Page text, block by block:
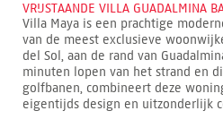
VRIJSTAANDE VILLA GUADALMINA
Villa Maya is een prachtige
van de meest exclusieve
del Sol, aan de rand van
minuten lopen van het strand en
golfbanen, combineert deze
eigentijds design en uitzonderlijk